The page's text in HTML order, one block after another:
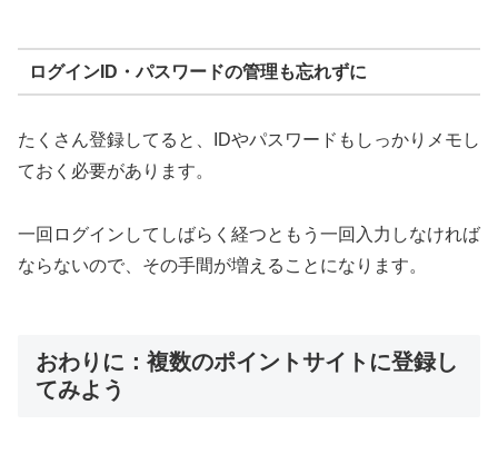
ログインID・パスワードの管理も忘れずに
たくさん登録してると、IDやパスワードもしっかりメモし
ておく必要があります。
一回ログインしてしばらく経つともう一回入力しなければ
ならないので、その手間が増えることになります。
おわりに：複数のポイントサイトに登録し
てみよう